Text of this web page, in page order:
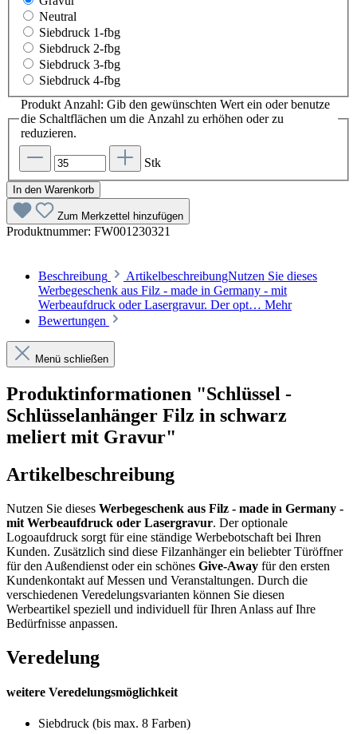
Neutral
Siebdruck 1-fbg
Siebdruck 2-fbg
Siebdruck 3-fbg
Siebdruck 4-fbg
Produkt Anzahl: Gib den gewünschten Wert ein oder benutze
die Schaltflächen um die Anzahl zu erhöhen oder zu
reduzieren.
Stk
In den Warenkorb
Zum Merkzettel hinzufügen
Produktnummer: FW001230321
Beschreibung
ArtikelbeschreibungNutzen Sie dieses
Werbegeschenk aus Filz - made in Germany - mit
Werbeaufdruck oder Lasergravur. Der opt… Mehr
Bewertungen
Menü schließen
Produktinformationen "Schlüssel -
Schlüsselanhänger Filz in schwarz
meliert mit Gravur"
Artikelbeschreibung
Nutzen Sie dieses Werbegeschenk aus Filz - made in Germany -
mit Werbeaufdruck oder Lasergravur. Der optionale
Logoaufdruck sorgt für eine ständige Werbebotschaft bei Ihren
Kunden. Zusätzlich sind diese Filzanhänger ein beliebter Türöffner
für den Außendienst oder ein schönes Give-Away für den ersten
Kundenkontakt auf Messen und Veranstaltungen. Durch die
verschiedenen Veredelungsvarianten können Sie diesen
Werbeartikel speziell und individuell für Ihren Anlass auf Ihre
Bedürfnisse anpassen.
Veredelung
weitere Veredelungsmöglichkeit
Siebdruck (bis max. 8 Farben)